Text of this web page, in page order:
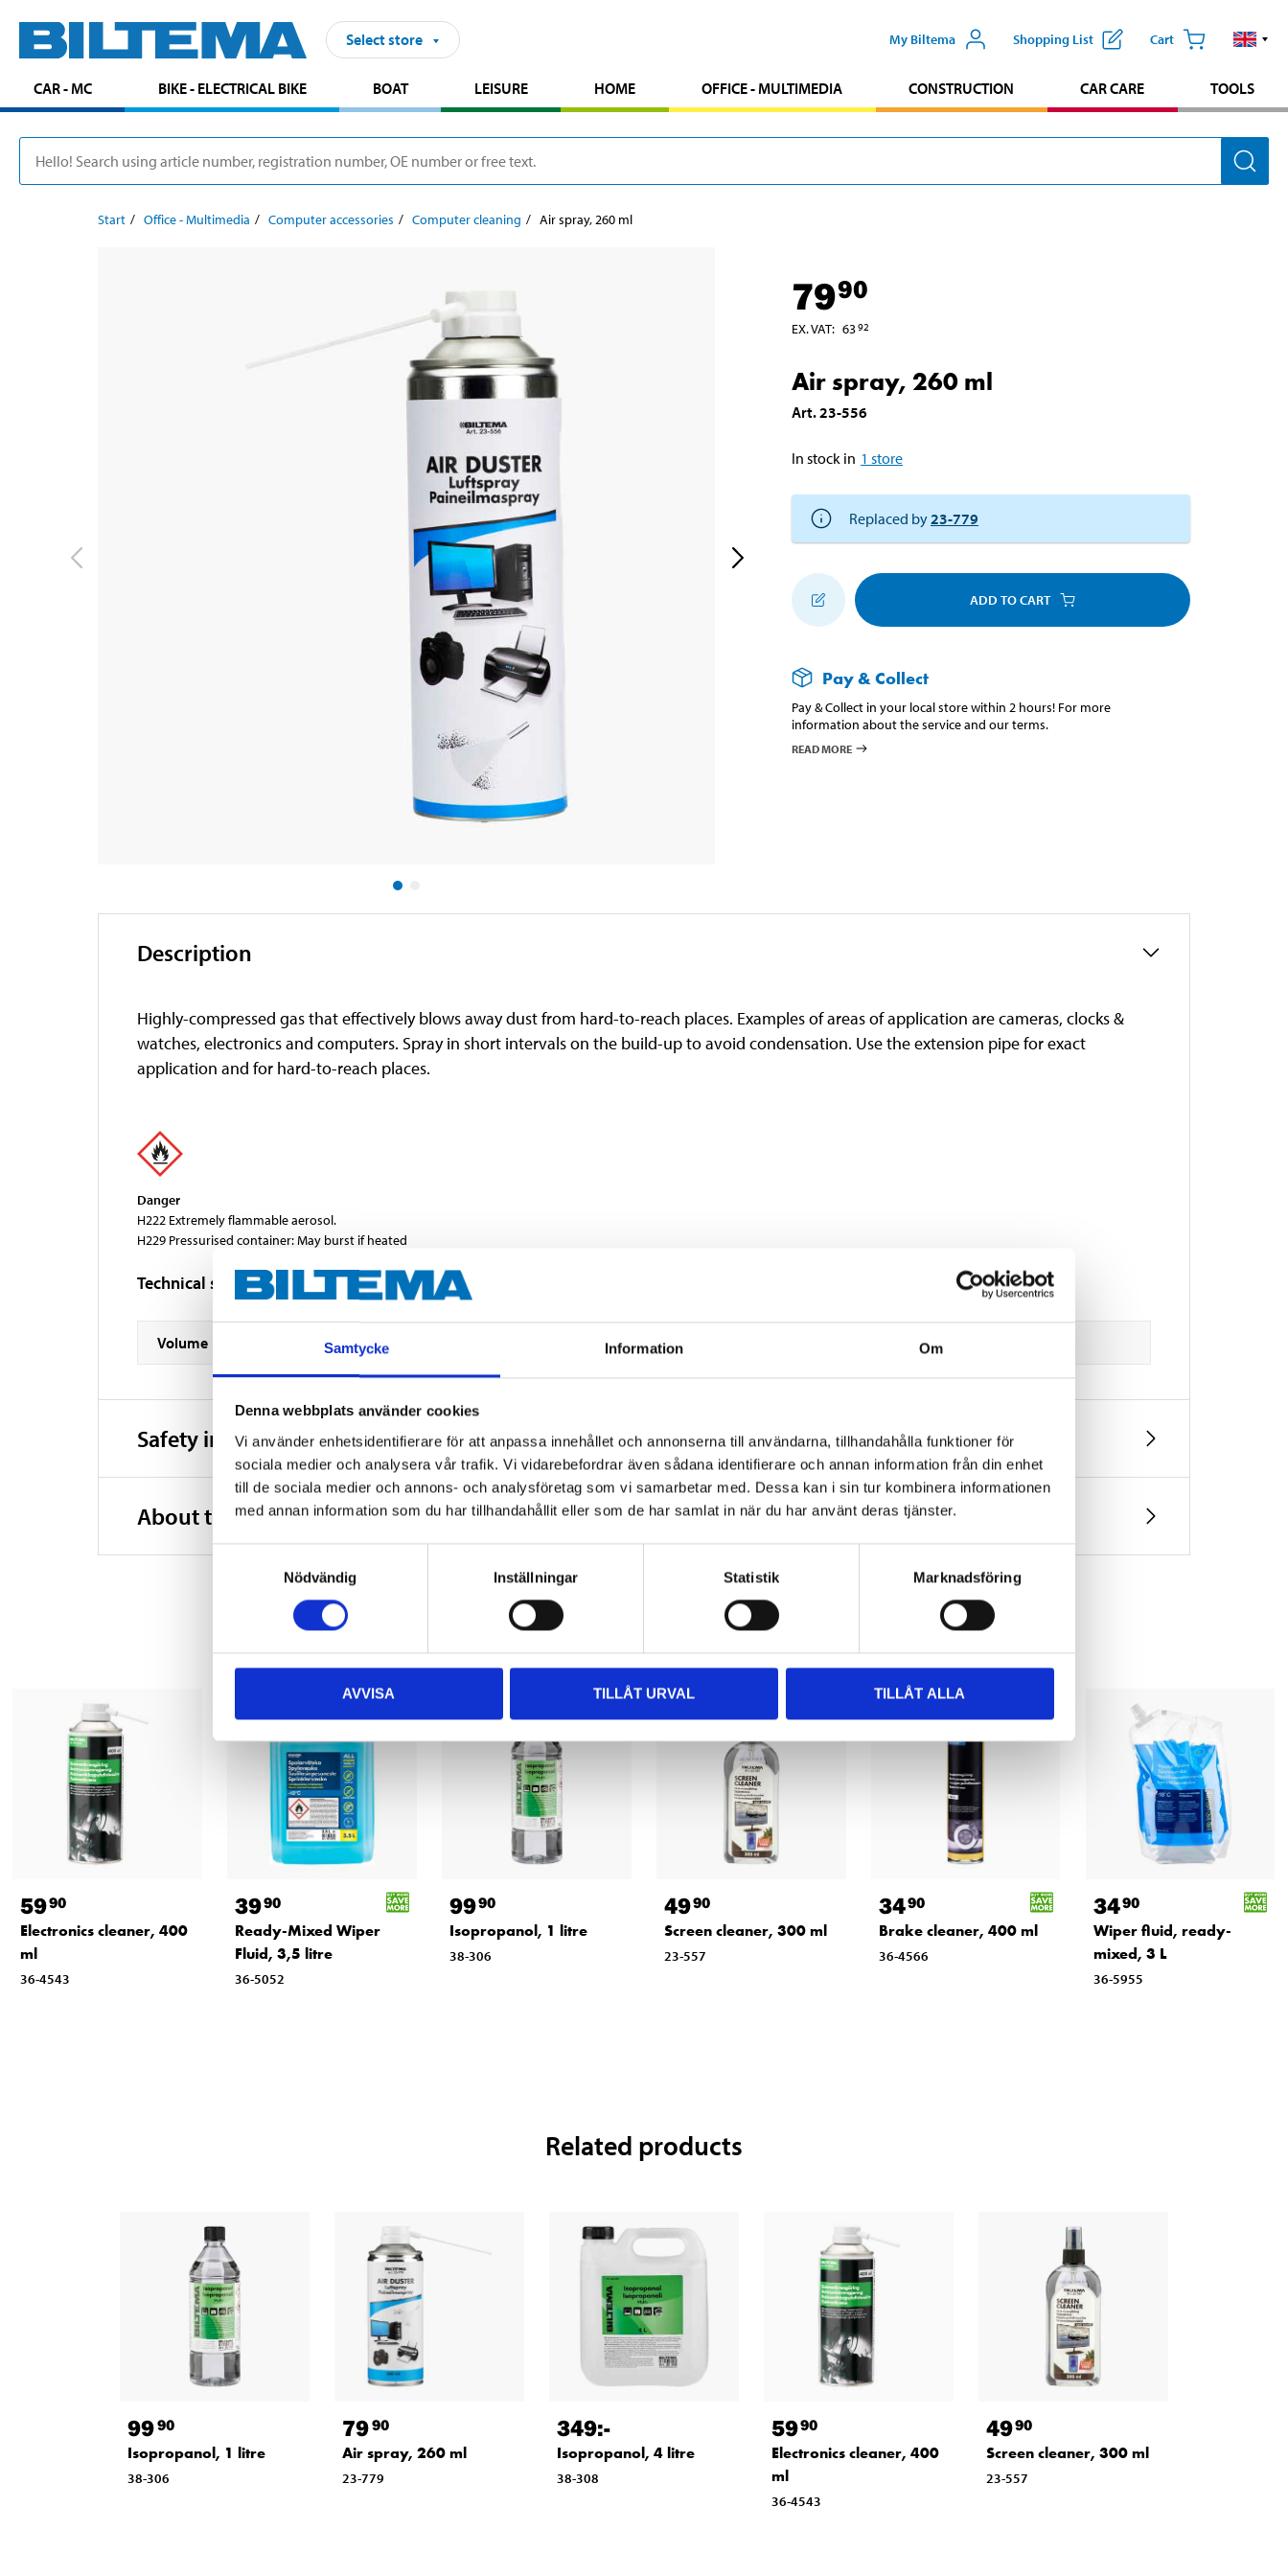
Samtycke Information Om
Denna webbplats använder cookies
Vi använder enhetsidentifierare för att anpassa innehållet och annonserna till användarna, tillhandahålla funktioner för
sociala medier och analysera vår trafik. Vi vidarebefordrar även sådana identifierare och annan information från din enhet
till de sociala medier och annons- och analysföretag som vi samarbetar med. Dessa kan i sin tur kombinera informationen
med annan information som du har tillhandahållit eller som de har samlat in när du har använt deras tjänster.
Samtyckesval
Nödvändig
Inställningar Statistik Marknadsföring
AVVISA TILLÅT URVAL TILLÅT ALLA
Select store My Biltema Shopping List Cart
CAR - MC BIKE - ELECTRICAL BIKE BOAT LEISURE HOME OFFICE - MULTIMEDIA CONSTRUCTION CAR CARE TOOLS
Start Office - Multimedia Computer accessories Computer cleaning Air spray, 260 ml
7990
EX. VAT: 6392
Air spray, 260 ml
Art.23-556
In stock in 1 store
Replaced by23-779
ADD TO CART
Pay & Collect
Pay & Collect in your local store within 2 hours! For more
information about the service and our terms.
READ MORE
Description
Highly-compressed gas that effectively blows away dust from hard-to-reach places. Examples of areas of application are cameras, clocks &
watches, electronics and computers. Spray in short intervals on the build-up to avoid condensation. Use the extension pipe for exact
application and for hard-to-reach places.
Danger
H222 Extremely flammable aerosol.
H229 Pressurised container: May burst if heated
Technical specifications
Volume 260 ml
Safety instructions and other information
About the manufacturer
Other customers also bought
5990
Electronics cleaner, 400
ml
36-4543
3990
Ready-Mixed Wiper
Fluid, 3,5 litre
36-5052
9990
Isopropanol, 1 litre
38-306
4990
Screen cleaner, 300 ml
23-557
3490
Brake cleaner, 400 ml
36-4566
3490
Wiper fluid, ready-
mixed, 3 L
36-5955
Related products
9990
Isopropanol, 1 litre
38-306
7990
Air spray, 260 ml
23-779
349:-
Isopropanol, 4 litre
38-308
5990
Electronics cleaner, 400
ml
36-4543
4990
Screen cleaner, 300 ml
23-557